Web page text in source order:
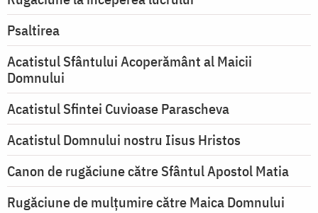
Psaltirea
Acatistul Sfântului Acoperământ al Maicii
Domnului
Acatistul Sfintei Cuvioase Parascheva
Acatistul Domnului nostru Iisus Hristos
Canon de rugăciune către Sfântul Apostol Matia
Rugăciune de mulţumire către Maica Domnului